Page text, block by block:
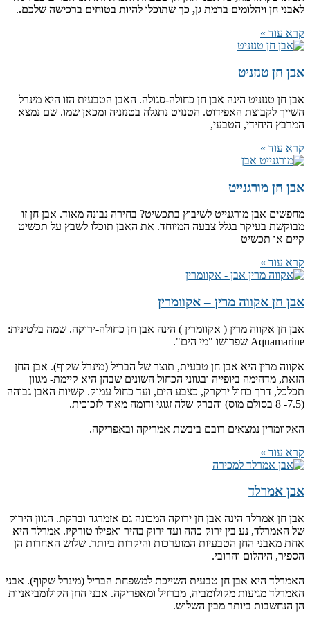
לאבני חן ויהלומים ברמת גן, כך שתוכלו להיות בטוחים ברכישה שלכם..
קרא עוד »
אבן חן טנזניט
אבן חן טנזניט הינה אבן חן כחולה-סגולה. האבן הטבעית הזו היא מינרל
השייך לקבוצת האפידוט. הטנזיט נתגלה בטנזניה ומכאן שמו. שם נמצא
המרבץ היחידי, הטבעי,
קרא עוד »
אבן חן מורגנייט
מחפשים אבן מורגנייט לשיבוץ בתכשיט? בחירה נבונה מאוד. אבן חן זו
מבוקשת בעיקר בגלל צבעה המיוחד. את האבן תוכלו לשבץ על תכשיט
קיים או תכשיט
קרא עוד »
אבן חן אקווה מרין – אקוומרין
אבן חן אקווה מרין ( אקוומרין ) הינה אבן חן כחולה-ירוקה. שמה בלטינית:
Aquamarine שפרושו "מי הים".
אקווה מרין היא אבן חן טבעית, תוצר של הבריל (מינרל שקוף). אבן החן
הזאת, מדהימה ביופייה ובגווני הכחול השונים שבהן היא קיימת- מגוון
תכלכל, דרך כחול ירקרק, כצבע הים, ועד כחול עמוק. קשיות האבן גבוהה
(7.5- 8 בסולם מוס) והברק שלה זגוגי ודומה מאוד לזכוכית.
האקוומרין נמצאים רובם ביבשת אמריקה ובאפריקה.
קרא עוד »
אבן אמרלד
אבן חן אמרלד הינה אבן חן ירוקה המכונה גם אזמרגד וברקת. הגוון הירוק
של האמרלד, נע בין ירוק כהה ועד ירוק בהיר ואפילו טורקיז. אמרלד היא
אחת מאבני החן הטבעיות המוערכות והיקרות ביותר. שלוש האחרות הן
הספיר, היהלום והרובי.
האמרלד היא אבן חן טבעית השייכת למשפחת הבריל (מינרל שקוף). אבני
האמרלד מגיעות מקולומביה, מברזיל ומאפריקה. אבני החן הקולומביאניות
הן הנחשבות ביותר מבין השלוש.